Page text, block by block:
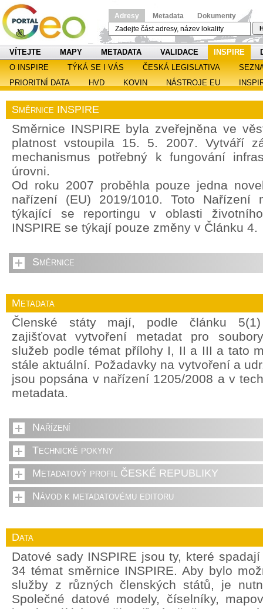
Adresy Metadata Dokumenty
VÍTEJTE MAPY METADATA VALIDACE INSPIRE
O INSPIRE
TÝKÁ SE I VÁS ČESKÁ LEGISLATIVA
PRIORITNÍ DATA
HVD KOVIN NÁSTROJE EU
Směrnice INSPIRE
Směrnice INSPIRE byla zveřejněna ve
platnost vstoupila 15. 5. 2007. Vytváří
mechanismus potřebný k fungování
úrovni.
Od roku 2007 proběhla pouze jedna
nařízení (EU) 2019/1010. Toto Nařízení
týkající se reportingu v oblasti
INSPIRE se týkají pouze změny v Článku 4.
Směrnice
Metadata
Členské státy mají, podle článku 5(1)
zajišťovat vytvoření metadat pro
služeb podle témat přílohy I, II a III a tato
stále aktuální. Požadavky na vytvoření a
jsou popsána v nařízení 1205/2008 a v
metadata.
Nařízení
Technické pokyny
Metadatový profil ČESKÉ REPUBLIKY
Návod k metadatovému editoru
Data
Datové sady INSPIRE jsou ty, které
34 témat směrnice INSPIRE. Aby bylo
služby z různých členských států, je
Společné datové modely, číselníky,